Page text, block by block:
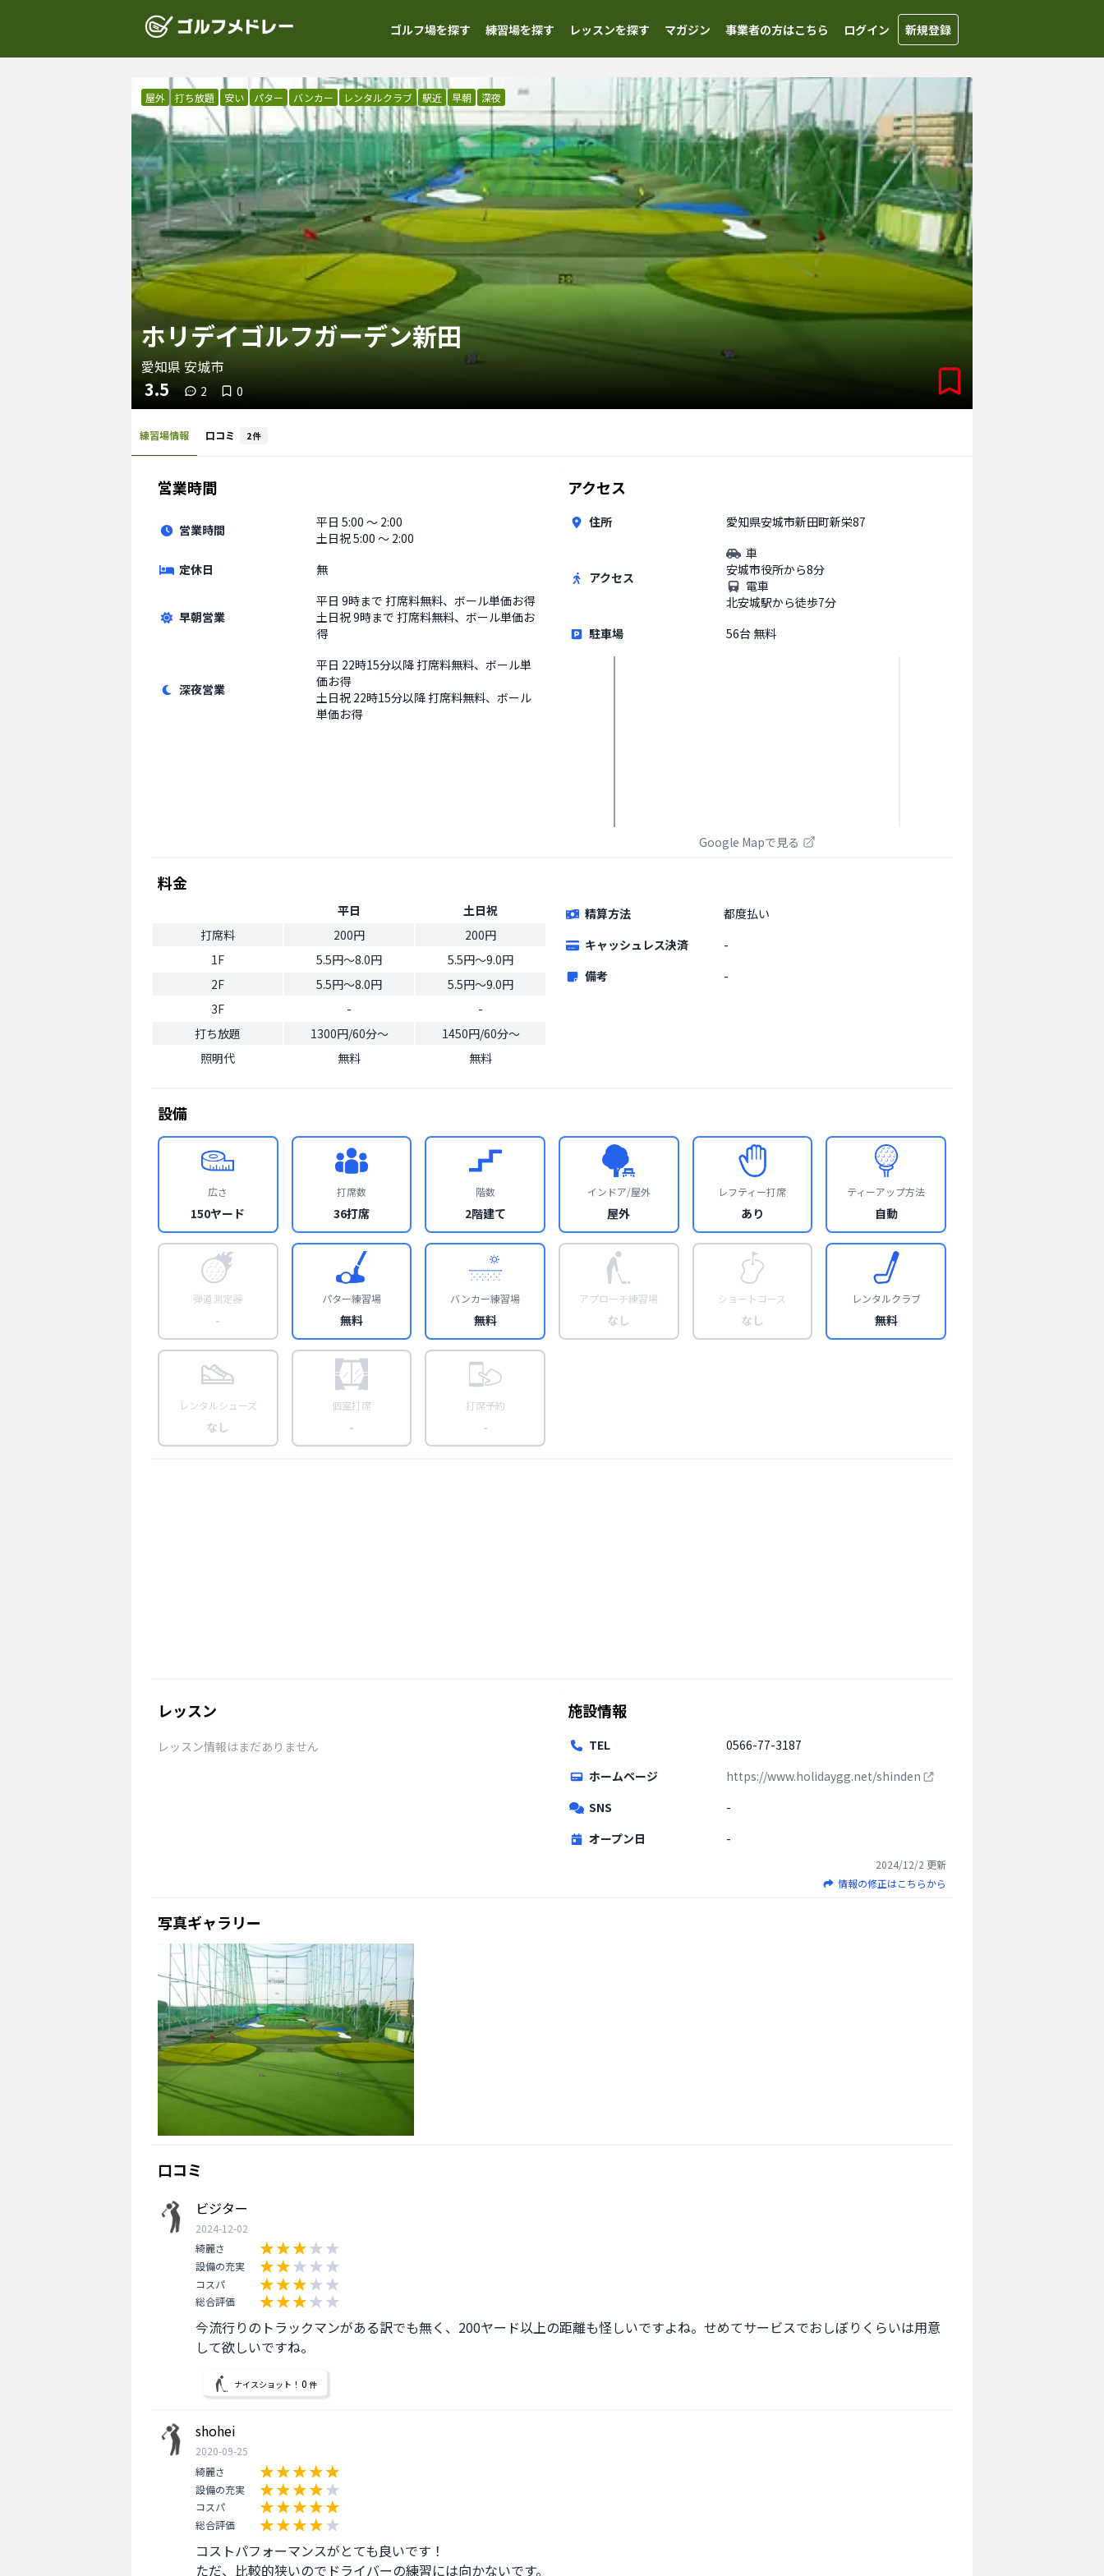
ゴルフ場を探す 練習場を探す レッスンを探す マガジン 事業者の方はこちら ログイン 新規登録
屋外 打ち放題 安い パター バンカー レンタルクラブ 駅近 早朝 深夜
ホリデイゴルフガーデン新田
愛知県 安城市
3.5 2 0
練習場情報 口コミ 2件
営業時間
営業時間 平日 5:00 〜 2:00
土日祝5:00 〜 2:00
定休日
無
早朝営業
平日 9時まで 打席料無料、ボール単価お得
土日祝9時まで 打席料無料、ボール単価お
得
深夜営業
平日 22時15分以降 打席料無料、ボール単
価お得
土日祝 22時15分以降 打席料無料、ボール
単価お得
アクセス
住所 愛知県安城市新田町新栄87
アクセス
車
安城市役所から8分
電車
北安城駅から徒歩7分
駐車場
56台 無料
Google Mapで見る
料金
平日
土日祝
打席料
200円
200円
1F
5.5円〜8.0円
5.5円〜9.0円
2F
5.5円〜8.0円
5.5円〜9.0円
3F
-
-
打ち放題
1300円/60分〜
1450円/60分〜
照明代
無料 無料
精算方法
都度払い
キャッシュレス決済
-
備考
-
設備
広さ
150ヤード
打席数
36打席
階数
2階建て
インドア/屋外
屋外
レフティー打席
あり
ティーアップ方法
自動
弾道測定器
-
パター練習場
無料
バンカー練習場
無料
アプローチ練習場
なし
ショートコース
なし
レンタルクラブ
無料
レンタルシューズ
なし
個室打席
-
打席予約
-
レッスン
レッスン情報はまだありません
施設情報
TEL
0566-77-3187
ホームページ
https://www.holidaygg.net/shinden
SNS
-
オープン日
-
2024/12/2 更新
情報の修正はこちらから
写真ギャラリー
口コミ
ビジター
2024-12-02
綺麗さ
設備の充実
コスパ
総合評価
今流行りのトラックマンがある訳でも無く、200ヤード以上の距離も怪しいですよね。せめてサービスでおしぼりくらいは用意
して欲しいですね。
ナイスショット！ 0 件
shohei
2020-09-25
綺麗さ
設備の充実
コスパ
総合評価
コストパフォーマンスがとても良いです！
ただ、比較的狭いのでドライバーの練習には向かないです。